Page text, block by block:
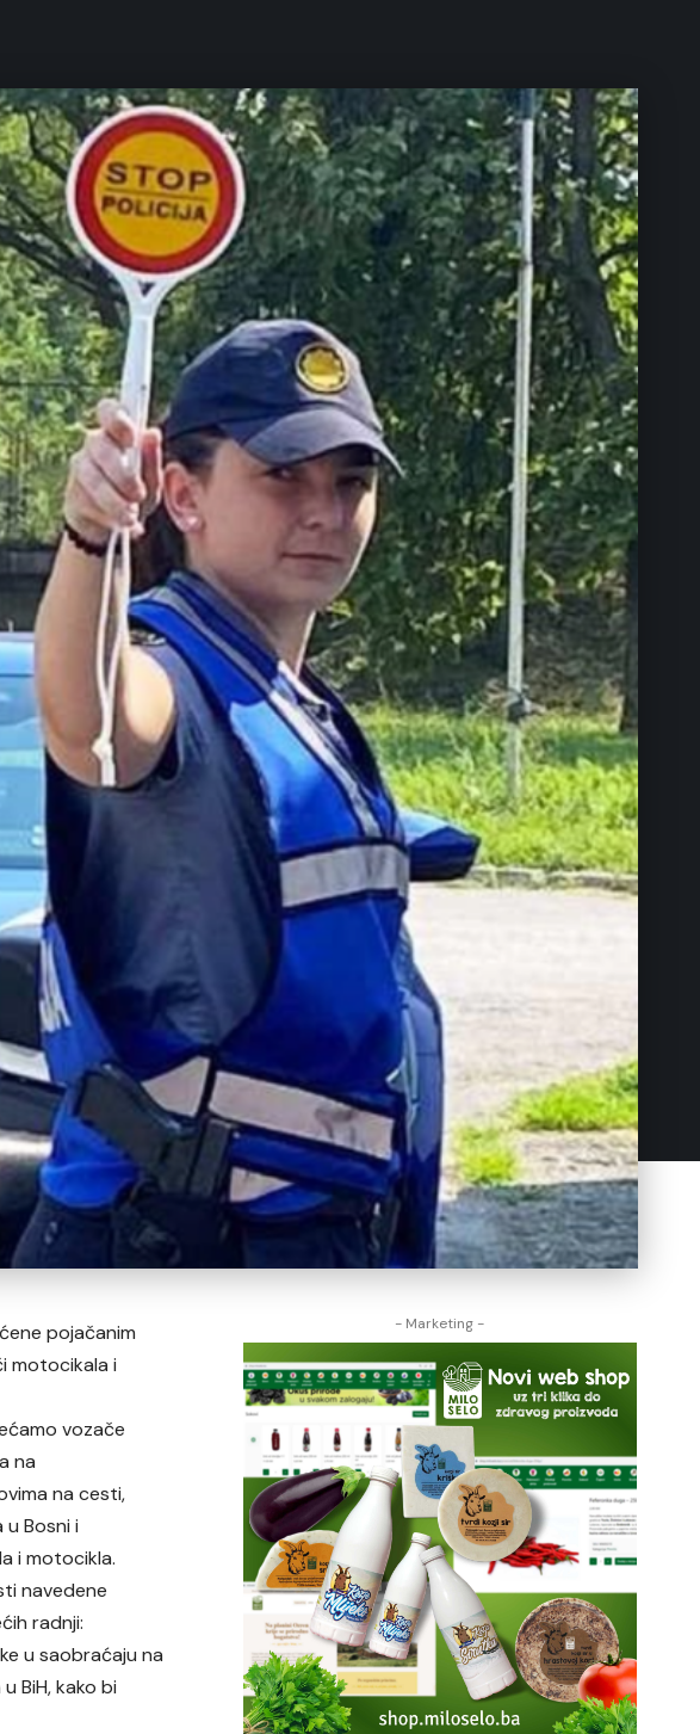
pojačanim
motocikala i
vozače
na
na cesti,
Bosni i
i motocikla.
navedene
radnji:
u saobraćaju na
BiH, kako bi
- Marketing -